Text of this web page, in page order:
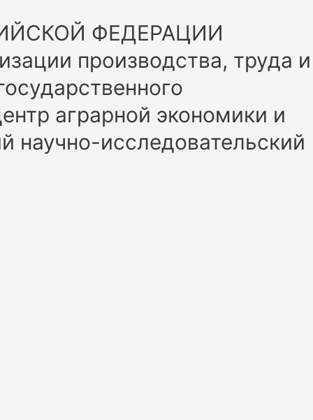
ФЕДЕРАЦИИ
производства, труда и
аграрной экономики и
научно-исследовательский